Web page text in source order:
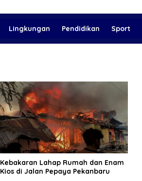
Lingkungan Pendidikan Sport
Kebakaran Lahap Rumah dan Enam
Kios di Jalan Pepaya Pekanbaru